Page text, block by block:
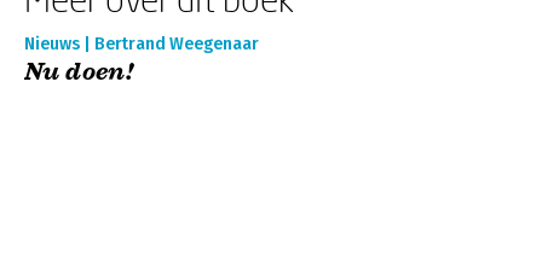
Nieuws | Bertrand Weegenaar
Nu doen!